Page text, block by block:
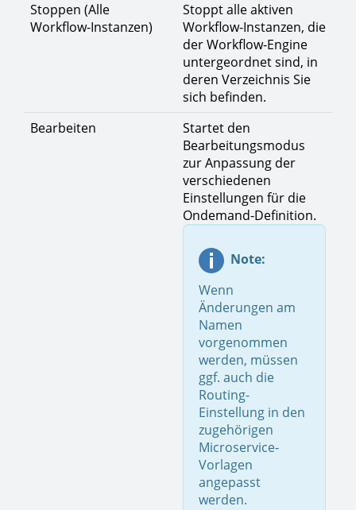
Stoppen (Alle
Workflow-Instanzen)
Stoppt alle aktiven
Workflow-Instanzen, die
der Workflow-Engine
untergeordnet sind, in
deren Verzeichnis Sie
sich befinden.
Bearbeiten
Startet den
Bearbeitungsmodus
zur Anpassung der
verschiedenen
Einstellungen für die
Ondemand-Definition.
Note:
Wenn
Änderungen am
Namen
vorgenommen
werden, müssen
ggf. auch die
Routing-
Einstellung in den
zugehörigen
Microservice-
Vorlagen
angepasst
werden.